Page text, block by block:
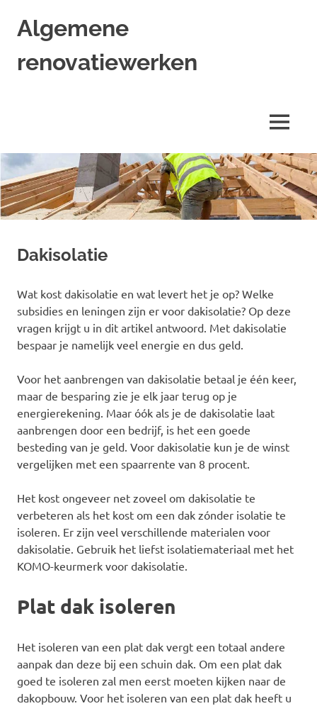
springen
Algemene
renovatiewerken
MENU
Dakisolatie
Wat kost dakisolatie en wat levert het je op? Welke
subsidies en leningen zijn er voor dakisolatie? Op deze
vragen krijgt u in dit artikel antwoord. Met dakisolatie
bespaar je namelijk veel energie en dus geld.
Voor het aanbrengen van dakisolatie betaal je één keer,
maar de besparing zie je elk jaar terug op je
energierekening. Maar óók als je de dakisolatie laat
aanbrengen door een bedrijf, is het een goede
besteding van je geld. Voor dakisolatie kun je de winst
vergelijken met een spaarrente van 8 procent.
Het kost ongeveer net zoveel om dakisolatie te
verbeteren als het kost om een dak zónder isolatie te
isoleren. Er zijn veel verschillende materialen voor
dakisolatie. Gebruik het liefst isolatiemateriaal met het
KOMO-keurmerk voor dakisolatie.
Plat dak isoleren
Het isoleren van een plat dak vergt een totaal andere
aanpak dan deze bij een schuin dak. Om een plat dak
goed te isoleren zal men eerst moeten kijken naar de
dakopbouw. Voor het isoleren van een plat dak heeft u